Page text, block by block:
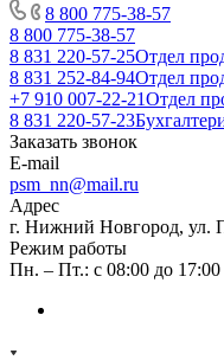
8 800 775-38-57
8 800 775-38-57
8 831 220-57-25Отдел
8 831 252-84-94Отдел
+7 910 007-22-21Отдел
8 831 220-57-23
Заказать звонок
E-mail
psm_nn@mail.ru
Адрес
г. Нижний Новгород, ул.
Режим работы
Пн. – Пт.: с 08:00 до 17:00